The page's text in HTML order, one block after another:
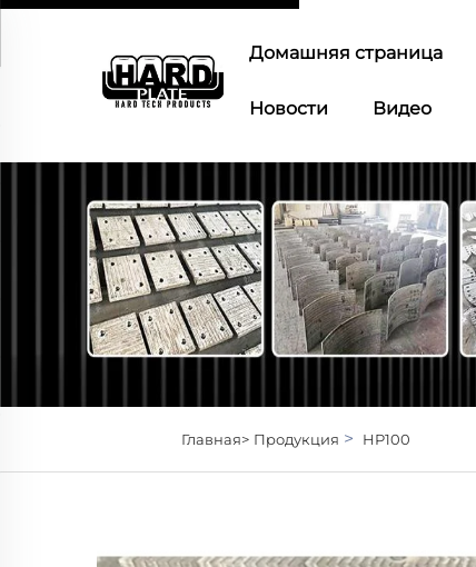
Домашняя страница
Новости Видео
Главная> Продукция > HP100